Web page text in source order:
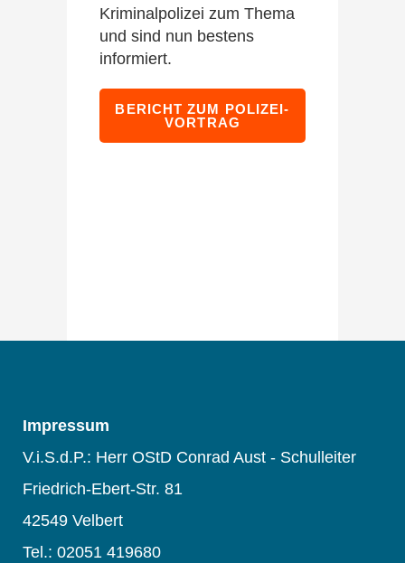
Kriminalpolizei zum Thema
und sind nun bestens
informiert.
BERICHT ZUM POLIZEI-
VORTRAG
Impressum
V.i.S.d.P.: Herr OStD Conrad Aust - Schulleiter
Friedrich-Ebert-Str. 81
42549 Velbert
Tel.: 02051 419680